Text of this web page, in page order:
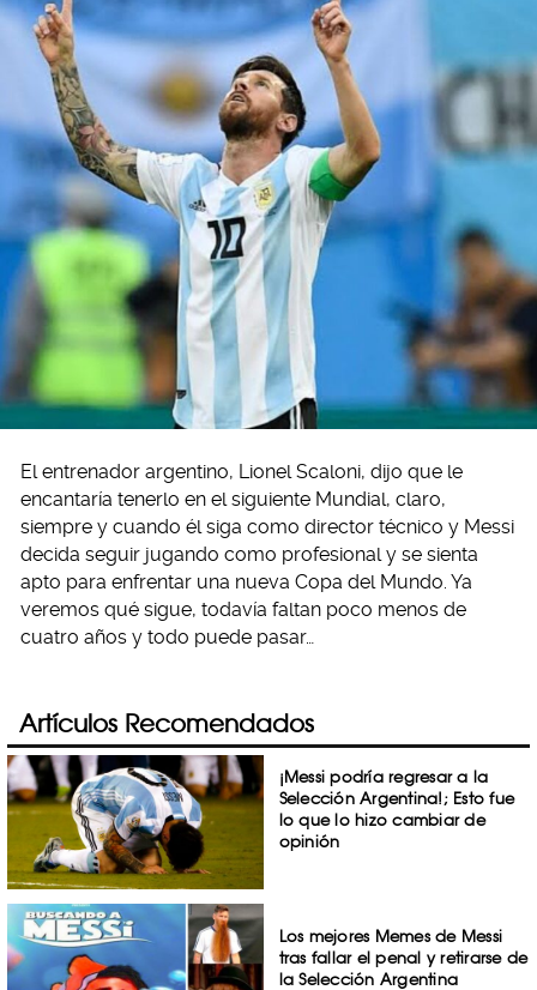
El entrenador argentino, Lionel Scaloni, dijo que le
encantaría tenerlo en el siguiente Mundial, claro,
siempre y cuando él siga como director técnico y Messi
decida seguir jugando como profesional y se sienta
apto para enfrentar una nueva Copa del Mundo. Ya
veremos qué sigue, todavía faltan poco menos de
cuatro años y todo puede pasar…
Artículos Recomendados
¡Messi podría regresar a la
Selección Argentina!; Esto fue
lo que lo hizo cambiar de
opinión
Los mejores Memes de Messi
tras fallar el penal y retirarse de
la Selección Argentina